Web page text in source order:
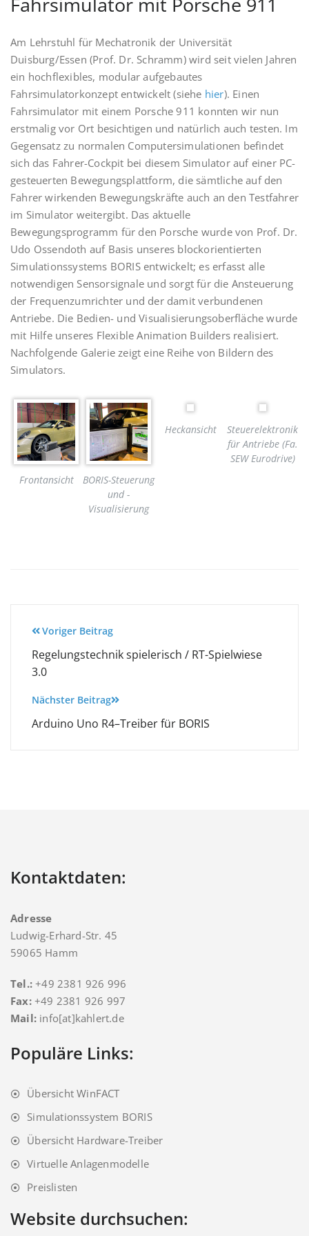
Am Lehrstuhl für Mechatronik der Universität
Duisburg/Essen (Prof. Dr. Schramm) wird seit vielen Jahren
ein hochflexibles, modular aufgebautes
Fahrsimulatorkonzept entwickelt (siehe hier). Einen
Fahrsimulator mit einem Porsche 911 konnten wir nun
erstmalig vor Ort besichtigen und natürlich auch testen. Im
Gegensatz zu normalen Computersimulationen befindet
sich das Fahrer-Cockpit bei diesem Simulator auf einer PC-
gesteuerten Bewegungsplattform, die sämtliche auf den
Fahrer wirkenden Bewegungskräfte auch an den Testfahrer
im Simulator weitergibt. Das aktuelle
Bewegungsprogramm für den Porsche wurde von Prof. Dr.
Udo Ossendoth auf Basis unseres blockorientierten
Simulationssystems BORIS entwickelt; es erfasst alle
notwendigen Sensorsignale und sorgt für die Ansteuerung
der Frequenzumrichter und der damit verbundenen
Antriebe. Die Bedien- und Visualisierungsoberfläche wurde
mit Hilfe unseres Flexible Animation Builders realisiert.
Nachfolgende Galerie zeigt eine Reihe von Bildern des
Simulators.
Frontansicht
BORIS-Steuerung
und -
Visualisierung
Heckansicht
Steuerelektronik
für Antriebe (Fa.
SEW Eurodrive)
Beitragsnavigation
Voriger Beitrag
Regelungstechnik spielerisch / RT-Spielwiese
3.0
Nächster Beitrag
Arduino Uno R4–Treiber für BORIS
Kontaktdaten:
Adresse
Ludwig-Erhard-Str. 45
59065 Hamm
Tel.:+49 2381 926 996
Fax: +49 2381 926 997
Mail: info[at]kahlert.de
Populäre Links:
Übersicht WinFACT
Simulationssystem BORIS
Übersicht Hardware-Treiber
Virtuelle Anlagenmodelle
Preislisten
Website durchsuchen: